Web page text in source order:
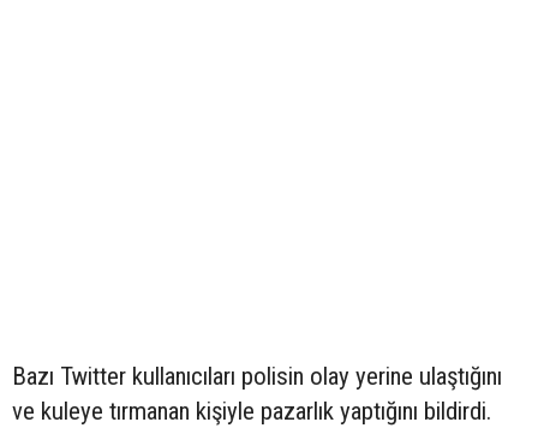
Bazı Twitter kullanıcıları polisin olay yerine ulaştığını
ve kuleye tırmanan kişiyle pazarlık yaptığını bildirdi.